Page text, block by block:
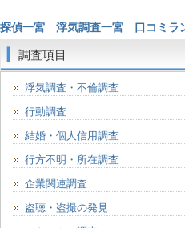
探偵一宮 浮気調査一宮 口コミラ
調査項目
浮気調査・不倫調査
行動調査
結婚・個人信用調査
行方不明・所在調査
企業関連調査
盗聴・盗撮の発見